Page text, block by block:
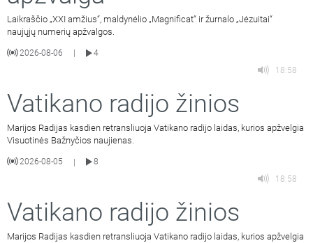
Laikraščio „XXI amžius“, maldynėlio „Magnificat“ ir žurnalo „Jėzuitai“
naujųjų numerių apžvalgos.
2026-08-06
4
18:58
Vatikano radijo žinios
Marijos Radijas kasdien retransliuoja Vatikano radijo laidas, kurios apžvelgia
Visuotinės Bažnyčios naujienas.
2026-08-05 |
8
18:58
Vatikano radijo žinios
Marijos Radijas kasdien retransliuoja Vatikano radijo laidas, kurios apžvelgia